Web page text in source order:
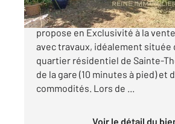
L'agence CENTURY 21 Reine
propose en Exclusivité à la
avec travaux, idéalement située
quartier résidentiel de Sainte-
de la gare (10 minutes à pied) et
commodités. Lors de ...
Voir le détail du